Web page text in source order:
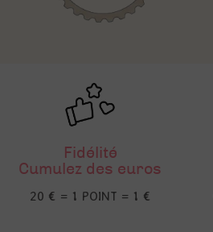
Fidélité
Cumulez des euros
20 € = 1 POINT = 1 €